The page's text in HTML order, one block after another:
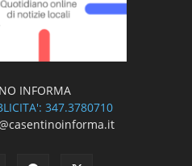
INFORMA
347.3780710